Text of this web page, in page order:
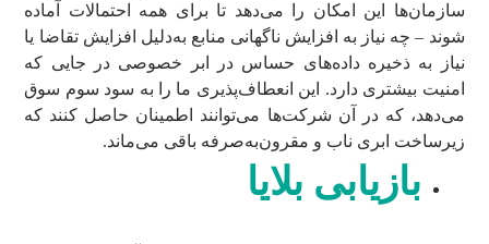
سازمان‌ها این امکان را می‌دهد تا برای همه احتمالات آماده
شوند – چه نیاز به افزایش ناگهانی منابع به‌دلیل افزایش تقاضا یا
نیاز به ذخیره داده‌های حساس در ابر خصوصی در جایی که
امنیت بیشتری دارد. این انعطاف‌پذیری ما را به سود سوم سوق
می‌دهد، که در آن شرکت‌ها می‌توانند اطمینان حاصل کنند که
زیرساخت ابری ناب و مقرون‌به‌صرفه باقی می‌ماند.
بازیابی بلایا